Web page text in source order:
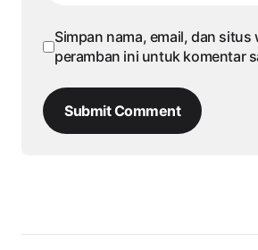
Simpan nama, email, dan situs
peramban ini untuk komentar
Submit Comment